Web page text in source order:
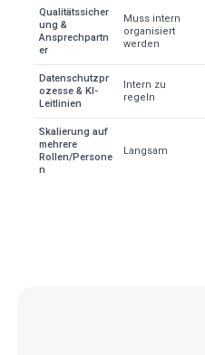
Qualitätssicher
ung &
Ansprechpartn
er
Muss intern
organisiert
werden
Datenschutzpr
ozesse & KI-
Leitlinien
Intern zu
regeln
Skalierung auf
mehrere
Rollen/Persone
n
Langsam